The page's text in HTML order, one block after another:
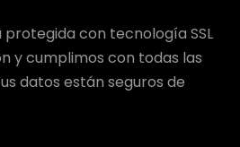
con tecnología SSL
y cumplimos con todas las
datos están seguros de